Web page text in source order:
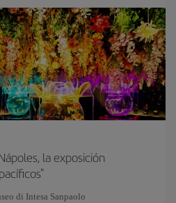
la exposición
di Intesa Sanpaolo